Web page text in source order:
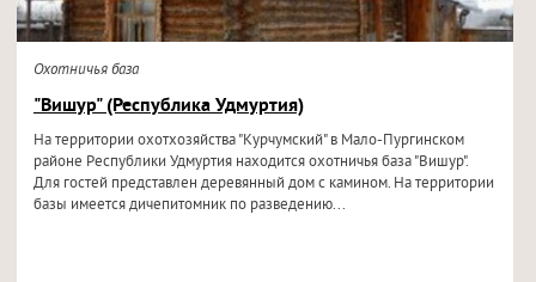
Охотничья база
"Вишур" (Республика Удмуртия)
На территории охотхозяйства "Курчумский" в Мало-Пургинском
районе Республики Удмуртия находится охотничья база "Вишур".
Для гостей представлен деревянный дом с камином. На территории
базы имеется дичепитомник по разведению...